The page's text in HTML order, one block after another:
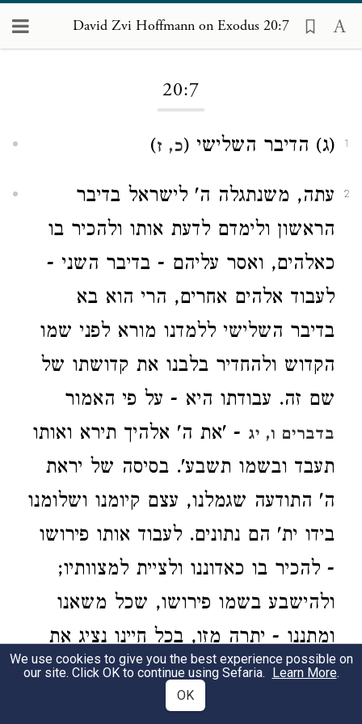
David Zvi Hoffmann on Exodus 20:7
20:7
1 (ג) הדיבר השלישי (כ, ז)
2
עתה, משנתגלה ה' לישראל בדיבר
הראשון ולימדם לדעת אותו ולהכיר בו
כאלהים, ואסר עליהם - בדיבר השני -
לעבוד אלהים אחרים, הרי הוא בא
בדיבר השלישי ללמדנו מורא לפני שמו
הקדוש ולהחדיר בלבנו את קדושתו של
שם זה. עבודתו היא - על פי האמור
בדברים ו, יג - 'את ה' אלהיך תירא ואותו
תעבד ובשמו תשבע'. בסיסה של יראת
ה' התודעה שגמלנו, עצם קיומנו ושלומנו
בידו ית' הם נתונים. לעבוד אותו פירושו
- להכיר בו כאדוננו ולציית למצוותיו;
ולהישבע בשמו פירושו, שכל משאנו
ומתננו - יתרה מזו, בכל חיינו נציג את
שמו ית' כערובה לאמיתת דברינו־שלנו
כל אימת שערובה כזאת נחוצה. בשימוש
We use cookies to give you the best experience possible on
our site. Click OK to continue using Sefaria. Learn More.
OK